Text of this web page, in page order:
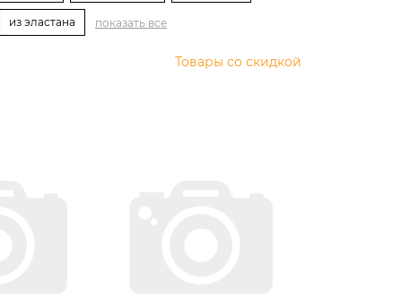
из эластана показать все
Товары со скидкой